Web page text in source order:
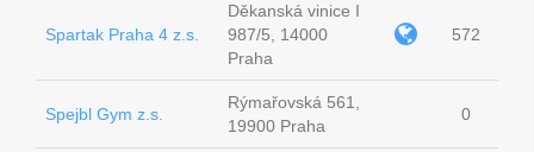
Spartak Praha 4 z.s.
Děkanská vinice I
987/5, 14000
Praha
572
Spejbl Gym z.s.
Rýmařovská 561,
19900 Praha
0